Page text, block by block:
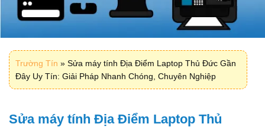
Trường Tín » Sửa máy tính Địa Điểm Laptop Thủ Đức Gần
Đây Uy Tín: Giải Pháp Nhanh Chóng, Chuyên Nghiệp
Sửa máy tính Địa Điểm Laptop Thủ